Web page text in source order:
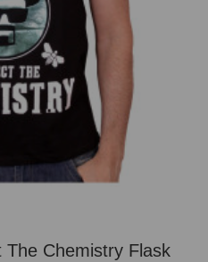
The Chemistry Flask